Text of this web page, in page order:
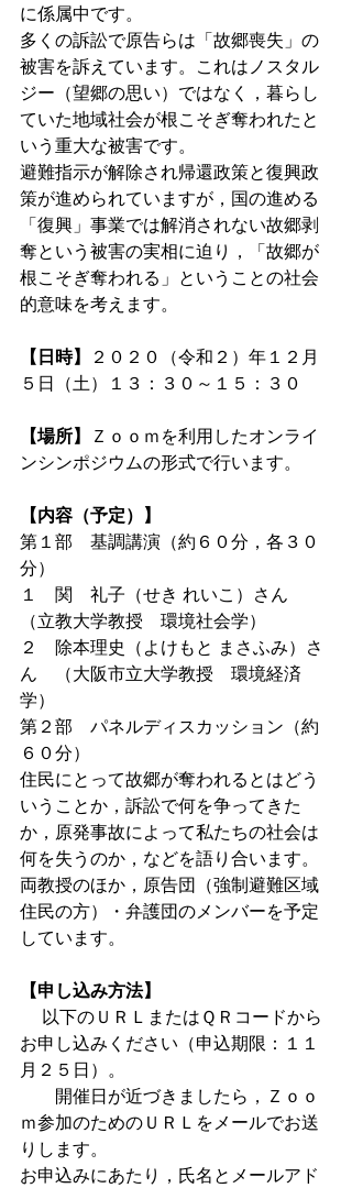
に係属中です。
多くの訴訟で原告らは「故郷喪失」の
被害を訴えています。これはノスタル
ジー（望郷の思い）ではなく，暮らし
ていた地域社会が根こそぎ奪われたと
いう重大な被害です。
避難指示が解除され帰還政策と復興政
策が進められていますが，国の進める
「復興」事業では解消されない故郷剥
奪という被害の実相に迫り，「故郷が
根こそぎ奪われる」ということの社会
的意味を考えます。
【日時】
２０２０（令和２）年１２月
５日（土）１３：３０～１５：３０
【場所】
Ｚｏｏｍを利用したオンライ
ンシンポジウムの形式で行います。
【内容（予定）】
第１部　基調講演（約６０分，各３０
分）
１　関　礼子（せき れいこ）さん
（立教大学教授　環境社会学）
２　除本理史（よけもと まさふみ）さ
ん　（大阪市立大学教授　環境経済
学）
第２部　パネルディスカッション（約
６０分）
住民にとって故郷が奪われるとはどう
いうことか，訴訟で何を争ってきた
か，原発事故によって私たちの社会は
何を失うのか，などを語り合います。
両教授のほか，原告団（強制避難区域
住民の方）・弁護団のメンバーを予定
しています。
【申し込み方法】
お申し込みください（申込期限：１１
月２５日）。
開催日が近づきましたら，Ｚｏｏ
ｍ参加のためのＵＲＬをメールでお送
りします。
お申込みにあたり，氏名とメールアド